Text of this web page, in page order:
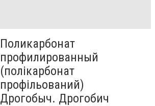
Поликарбонат
профилированный
(полікарбонат
профільований)
Дрогобыч. Дрогобич